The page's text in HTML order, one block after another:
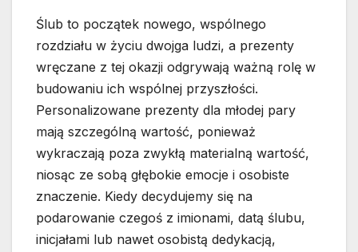
Ślub to początek nowego, wspólnego
rozdziału w życiu dwojga ludzi, a prezenty
wręczane z tej okazji odgrywają ważną rolę w
budowaniu ich wspólnej przyszłości.
Personalizowane prezenty dla młodej pary
mają szczególną wartość, ponieważ
wykraczają poza zwykłą materialną wartość,
niosąc ze sobą głębokie emocje i osobiste
znaczenie. Kiedy decydujemy się na
podarowanie czegoś z imionami, datą ślubu,
inicjałami lub nawet osobistą dedykacją,